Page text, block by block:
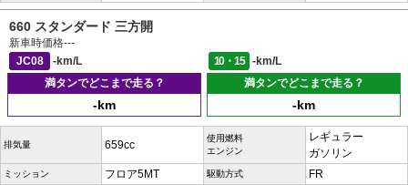
660 スタンダード 三方開
新車時価格---
JC08
-km/L 10・15
-km/L
満タンでどこまで走る？
-km
満タンでどこまで走る？
-km
排気量 659cc
使用燃料
エンジン
レギュラー
ガソリン
ミッション フロア5MT 駆動方式 FR